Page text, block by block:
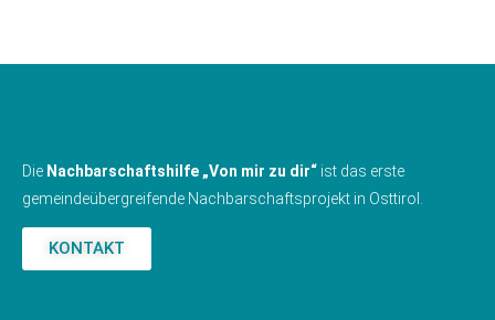
Die Nachbarschaftshilfe „Von mir zu dir“ ist das erste
gemeindeübergreifende Nachbarschaftsprojekt in Osttirol.
KONTAKT